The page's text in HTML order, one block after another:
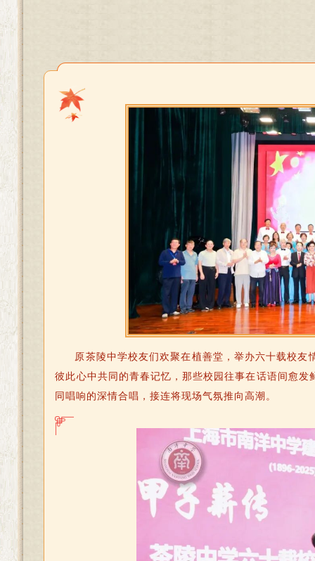
原茶陵中学校友们欢聚在植善堂，举办六十载校
彼此心中共同的青春记忆，那些校园往事在话语间愈
同唱响的深情合唱，接连将现场气氛推向高潮。